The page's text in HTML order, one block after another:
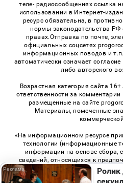
теле- радиосообщениях ссылка
использовании в Интернет-
ресурс обязательна, в
нормы законодательства РФ
правах.Отправка по почте,
официальных соцсетях
информационных поводов и
автоматически означает
либо авторского
Возрастная категория сайта
ответственности за
размещенные на сайте
Материалы, помеченные
«На информационном ресурсе
технологии (информационные
информации на основе сбора,
сведений, относящихся к
«Интернет», находящихся на
Федерации)». Правила
Ролик